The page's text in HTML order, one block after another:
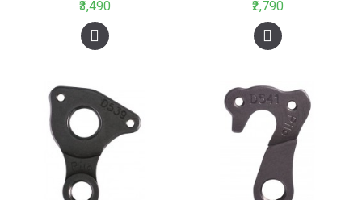
₹3,490 ₹2,790